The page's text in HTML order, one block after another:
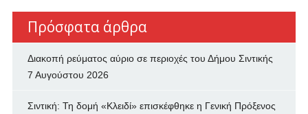
Πρόσφατα άρθρα
Διακοπή ρεύματος αύριο σε περιοχές του Δήμου Σιντικής
7 Αυγούστου 2026
Σιντική: Τη δομή «Κλειδί» επισκέφθηκε η Γενική Πρόξενος